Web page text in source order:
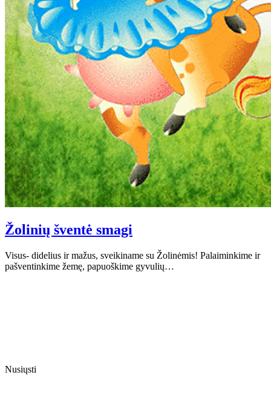
Žolinių šventė smagi
Visus- didelius ir mažus, sveikiname su Žolinėmis! Palaiminkime ir
pašventinkime žemę, papuoškime gyvulių…
Nusiųsti